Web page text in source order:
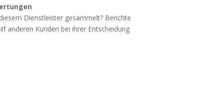
Dienstleister gesammelt? Berichte
anderen Kunden bei ihrer Entscheidung